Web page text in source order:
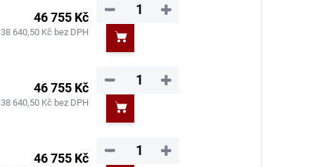
46 755 Kč
38 640,50 Kč bez DPH
+
−
Do košíku
46 755 Kč
38 640,50 Kč bez DPH
+
−
Do košíku
46 755 Kč +
−